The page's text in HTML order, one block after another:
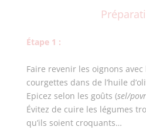
Étape 1 :
Faire revenir les oignons
courgettes dans de l’huile
Epicez selon les goûts (sel/
Évitez de cuire les légumes
qu’ils soient croquants…